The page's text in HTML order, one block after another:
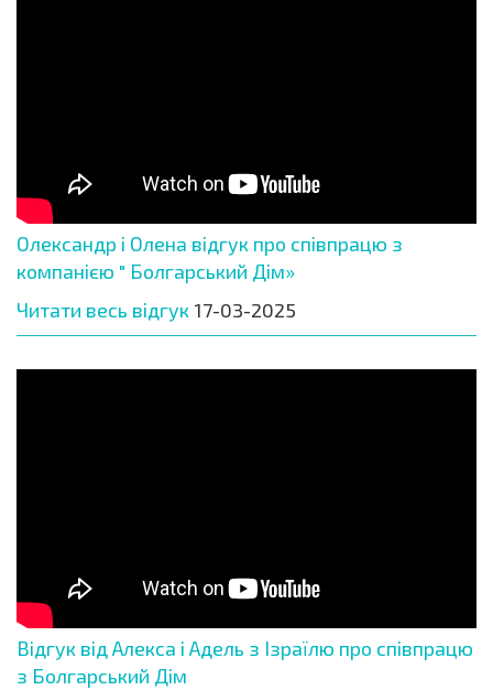
Олександр і Олена відгук про співпрацю з
компанією " Болгарський Дім»
Читати весь відгук 17-03-2025
Відгук від Алекса і Адель з Ізраїлю про співпрацю
з Болгарський Дім